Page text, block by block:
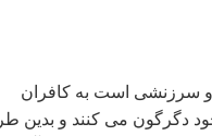
و سرزنشی است به کافران
دگرگون می کنند و بدين